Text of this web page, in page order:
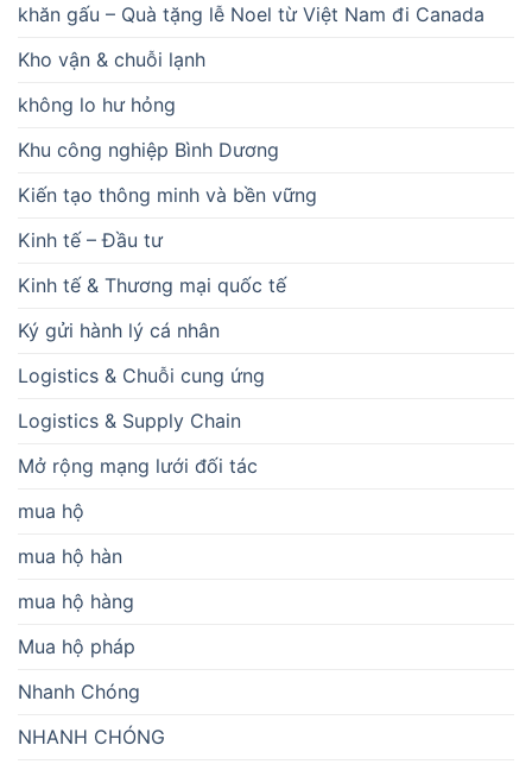
khăn gấu – Quà tặng lễ Noel từ Việt Nam đi Canada
Kho vận & chuỗi lạnh
không lo hư hỏng
Khu công nghiệp Bình Dương
Kiến tạo thông minh và bền vững
Kinh tế – Đầu tư
Kinh tế & Thương mại quốc tế
Ký gửi hành lý cá nhân
Logistics & Chuỗi cung ứng
Logistics & Supply Chain
Mở rộng mạng lưới đối tác
mua hộ
mua hộ hàn
mua hộ hàng
Mua hộ pháp
Nhanh Chóng
NHANH CHÓNG